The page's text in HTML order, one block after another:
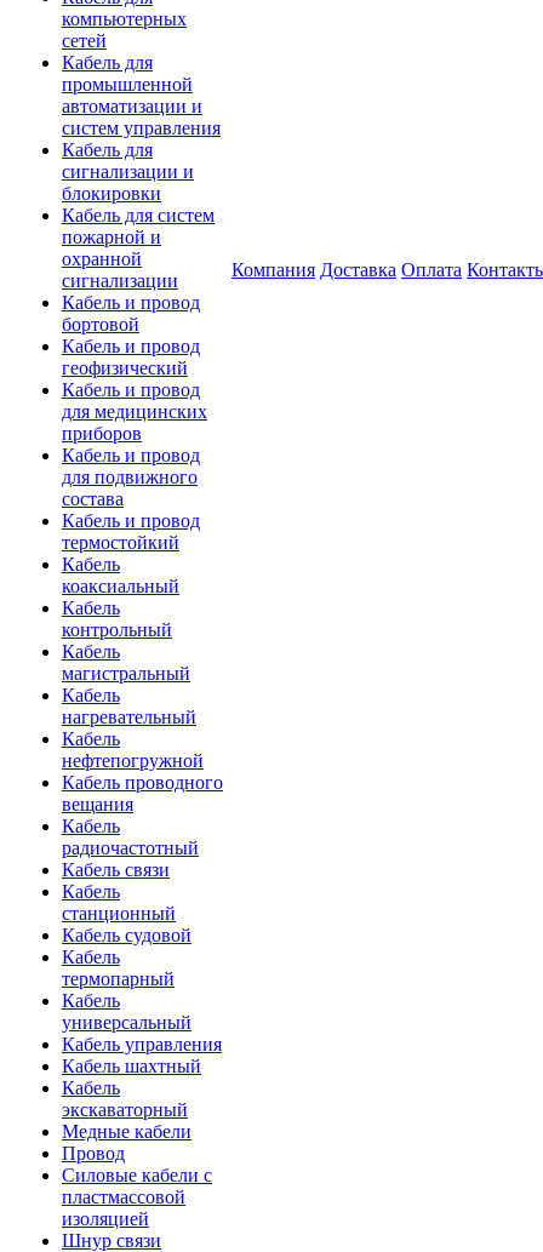
компьютерных
сетей
Кабель для
промышленной
автоматизации и
систем управления
Кабель для
сигнализации и
блокировки
Кабель для систем
пожарной и
охранной
сигнализации
Кабель и провод
бортовой
Кабель и провод
геофизический
Кабель и провод
для медицинских
приборов
Кабель и провод
для подвижного
состава
Кабель и провод
термостойкий
Кабель
коаксиальный
Кабель
контрольный
Кабель
магистральный
Кабель
нагревательный
Кабель
нефтепогружной
Кабель проводного
вещания
Кабель
радиочастотный
Кабель связи
Кабель
станционный
Кабель судовой
Кабель
термопарный
Кабель
универсальный
Кабель управления
Кабель шахтный
Кабель
экскаваторный
Медные кабели
Провод
Силовые кабели с
пластмассовой
изоляцией
Шнур связи
Компания Доставка Оплата